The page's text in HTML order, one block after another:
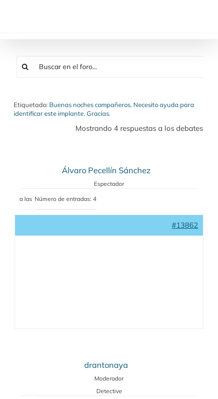
Etiquetado: Buenas noches compañeros. Necesito ayuda para
identificar este implante. Gracias.
Mostrando 4 respuestas a los debates
Álvaro Pecellín Sánchez
Espectador
a las Número de entradas: 4
#13862
drantonaya
Moderador
Detective